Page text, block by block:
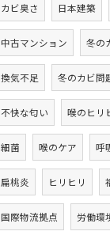
カビ臭さ 日本建築
中古マンション 冬の
換気不足 冬のカビ問
不快な匂い 喉のヒリ
細菌 喉のケア 呼
扁桃炎 ヒリヒリ
国際物流拠点 労働環